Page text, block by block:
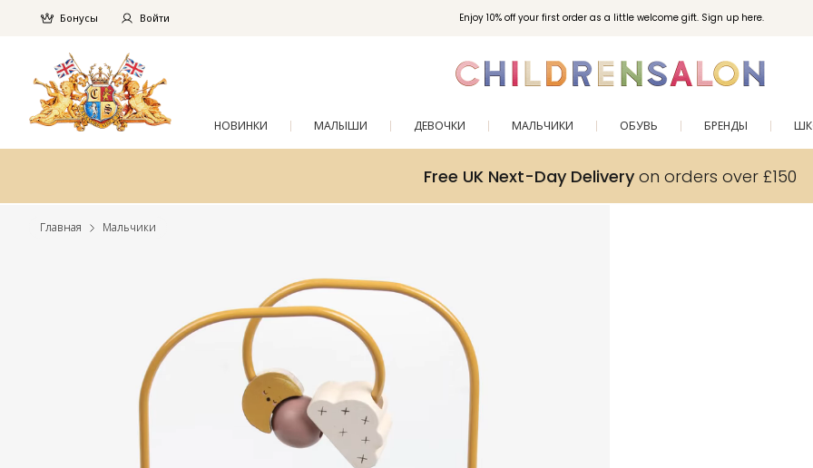
Enjoy 10% off your first order as a little welcome gift. Sign up here.
Вступайте в клуб Бонусы Childrensalon для эксклюзивных привилегий при покупках.
Бонусы Войти
НОВИНКИ МАЛЫШИ ДЕВОЧКИ МАЛЬЧИКИ ОБУВЬ БРЕНДЫ
Free UK Next-Day Deliveryon orders over £150
Главная Мальчики